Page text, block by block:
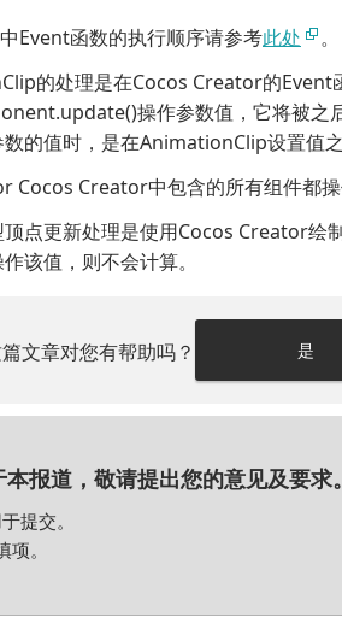
Event函数的执行顺序请参考此处
。
的处理是在Cocos Creator的Event
操作参数值，它将被之
的值时，是在AnimationClip设置值之
Cocos Creator中包含的所有组件都
点更新处理是使用Cocos Creator绘
该值，则不会计算。
文章对您有帮助吗？ 是
本报道，敬请提出您的意见及要求。
提交。
项。